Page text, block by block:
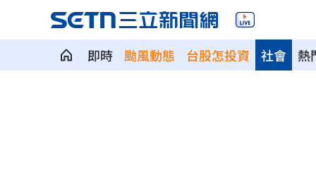
即時 颱風動態 台股怎投資 熱
社會